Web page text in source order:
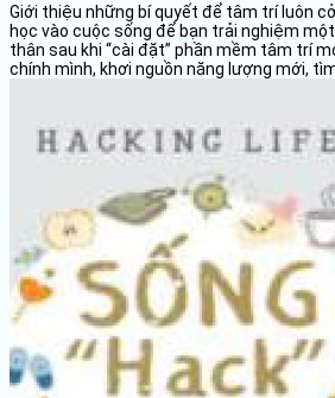
Giới thiệu những bí quyết để tâm trí luôn
học vào cuộc sống để bạn trải nghiệm
thân sau khi “cài đặt” phần mềm tâm trí
chính mình, khơi nguồn năng lượng mới, tìm